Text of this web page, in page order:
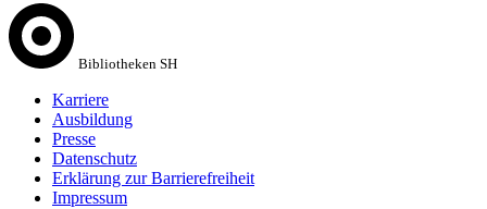
Bibliotheken SH
Karriere
Ausbildung
Presse
Datenschutz
Erklärung zur Barrierefreiheit
Impressum